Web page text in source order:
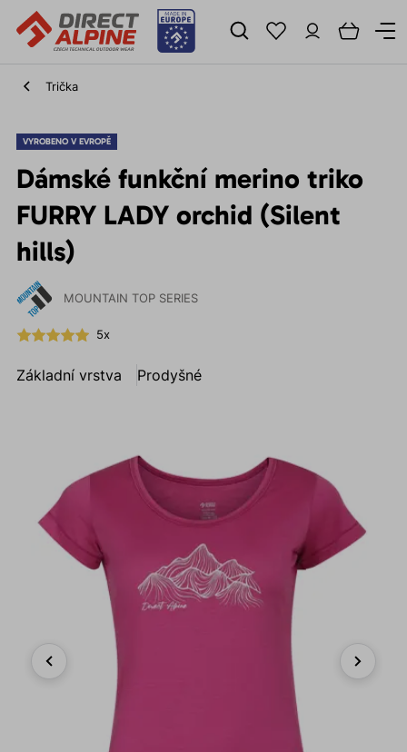
Trička
VYROBENO V EVROPĚ
Dámské funkční merino triko
FURRY LADY orchid (Silent
hills)
MOUNTAIN TOP SERIES
5x
Základní vrstva Prodyšné